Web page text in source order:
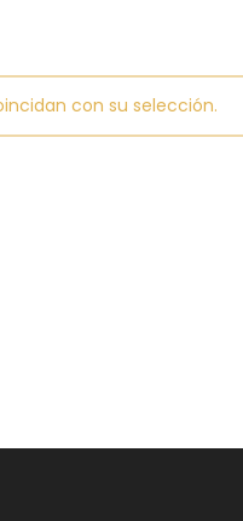
con su selección.